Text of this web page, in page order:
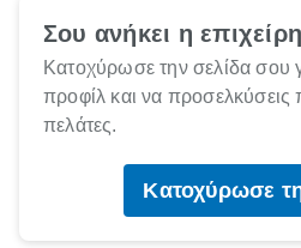
Σου ανήκει η
Κατοχύρωσε την σελίδα σου
προφίλ και να προσελκύσεις
πελάτες.
Κατοχύρωσε